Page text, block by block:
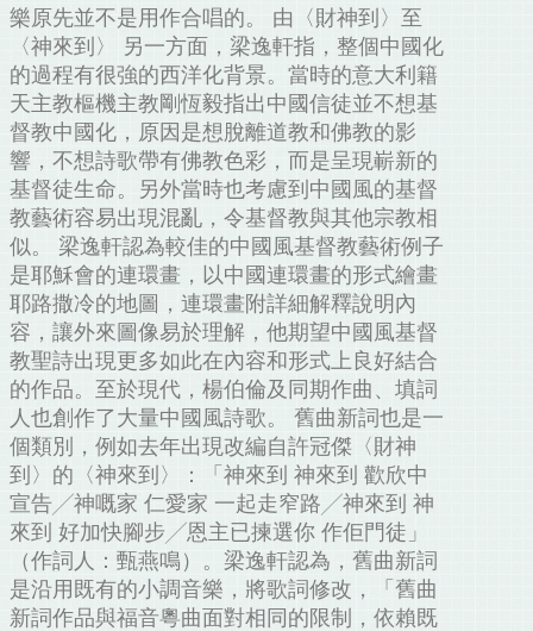
樂原先並不是用作合唱的。 由〈財神到〉至
〈神來到〉 另一方面，梁逸軒指，整個中國化
的過程有很強的西洋化背景。當時的意大利籍
天主教樞機主教剛恆毅指出中國信徒並不想基
督教中國化，原因是想脫離道教和佛教的影
響，不想詩歌帶有佛教色彩，而是呈現嶄新的
基督徒生命。另外當時也考慮到中國風的基督
教藝術容易出現混亂，令基督教與其他宗教相
似。 梁逸軒認為較佳的中國風基督教藝術例子
是耶穌會的連環畫，以中國連環畫的形式繪畫
耶路撒冷的地圖，連環畫附詳細解釋說明內
容，讓外來圖像易於理解，他期望中國風基督
教聖詩出現更多如此在內容和形式上良好結合
的作品。至於現代，楊伯倫及同期作曲、填詞
人也創作了大量中國風詩歌。 舊曲新詞也是一
個類別，例如去年出現改編自許冠傑〈財神
到〉的〈神來到〉：「神來到 神來到 歡欣中
宣告╱神嘅家 仁愛家 一起走窄路╱神來到 神
來到 好加快腳步╱恩主已揀選你 作佢門徒」
（作詞人：甄燕鳴）。梁逸軒認為，舊曲新詞
是沿用既有的小調音樂，將歌詞修改，「舊曲
新詞作品與福音粵曲面對相同的限制，依賴既